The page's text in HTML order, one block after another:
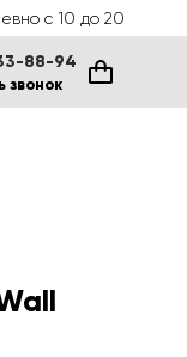
с 10 до 20
88-94
звонок